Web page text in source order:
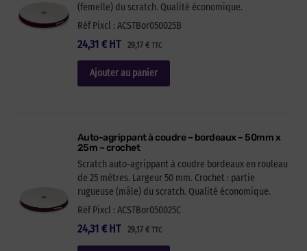
(femelle) du scratch. Qualité économique.
Réf Pixcl : ACSTBor050025B
24,31 € 29,17 €TTC
HT
Ajouter au panier
Auto-agrippant à coudre – bordeaux – 50mm x
25m – crochet
Scratch auto-agrippant à coudre bordeaux en rouleau
de 25 mètres. Largeur 50 mm. Crochet : partie
rugueuse (mâle) du scratch. Qualité économique.
Réf Pixcl : ACSTBor050025C
24,31 € 29,17 €TTC
HT